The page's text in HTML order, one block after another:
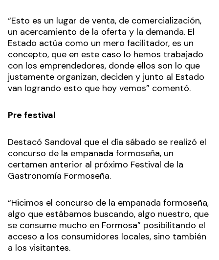
“Esto es un lugar de venta, de comercialización,
un acercamiento de la oferta y la demanda. El
Estado actúa como un mero facilitador, es un
concepto, que en este caso lo hemos trabajado
con los emprendedores, donde ellos son lo que
justamente organizan, deciden y junto al Estado
van logrando esto que hoy vemos” comentó.
Pre festival
Destacó Sandoval que el día sábado se realizó el
concurso de la empanada formoseña, un
certamen anterior al próximo Festival de la
Gastronomía Formoseña.
“Hicimos el concurso de la empanada formoseña,
algo que estábamos buscando, algo nuestro, que
se consume mucho en Formosa” posibilitando el
acceso a los consumidores locales, sino también
a los visitantes.